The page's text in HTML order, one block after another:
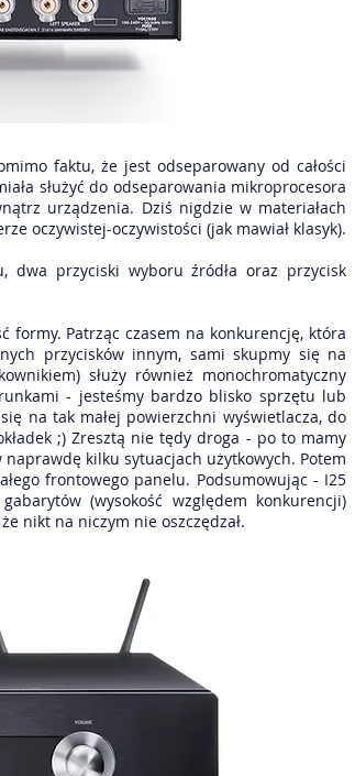
faktu, że jest odseparowany od całości
służyć do odseparowania mikroprocesora
urządzenia. Dziś nigdzie w materiałach
oczywistej-oczywistości (jak mawiał klasyk).
dwa przyciski wyboru źródła oraz przycisk
formy. Patrząc czasem na konkurencję, która
przycisków innym, sami skupmy się na
służy również monochromatyczny
- jesteśmy bardzo blisko sprzętu lub
na tak małej powierzchni wyświetlacza, do
;) Zresztą nie tędy droga - po to mamy
kilku sytuacjach użytkowych. Potem
frontowego panelu. Podsumowując - I25
(wysokość względem konkurencji)
nikt na niczym nie oszczędzał.